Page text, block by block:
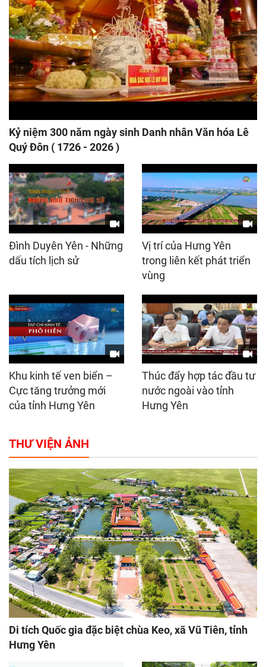
Kỷ niệm 300 năm ngày sinh Danh nhân Văn hóa Lê
Quý Đôn ( 1726 - 2026 )
Đình Duyên Yên - Những
dấu tích lịch sử
Vị trí của Hưng Yên
trong liên kết phát triển
vùng
Khu kinh tế ven biển –
Cực tăng trưởng mới
của tỉnh Hưng Yên
Thúc đẩy hợp tác đầu tư
nước ngoài vào tỉnh
Hưng Yên
THƯ VIỆN ẢNH
Di tích Quốc gia đặc biệt chùa Keo, xã Vũ Tiên, tỉnh
Hưng Yên